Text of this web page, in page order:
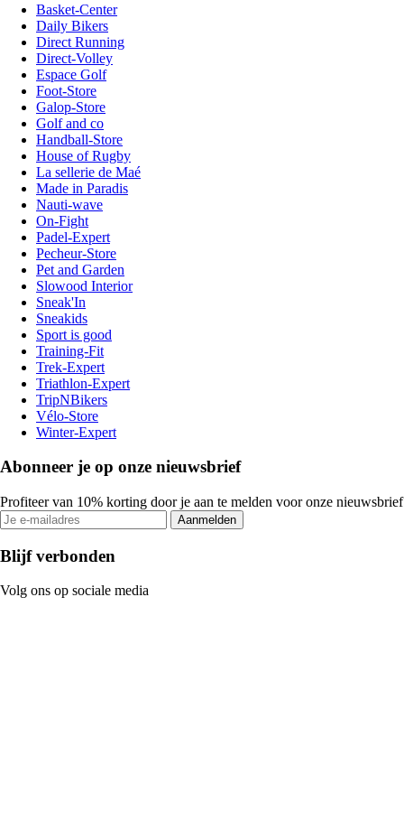
Basket-Center
Daily Bikers
Direct Running
Direct-Volley
Espace Golf
Foot-Store
Galop-Store
Golf and co
Handball-Store
House of Rugby
La sellerie de Maé
Made in Paradis
Nauti-wave
On-Fight
Padel-Expert
Pecheur-Store
Pet and Garden
Slowood Interior
Sneak'In
Sneakids
Sport is good
Training-Fit
Trek-Expert
Triathlon-Expert
TripNBikers
Vélo-Store
Winter-Expert
Abonneer je op onze nieuwsbrief
Profiteer van 10% korting door je aan te melden voor onze nieuwsbrief
Aanmelden
Blijf verbonden
Volg ons op sociale media